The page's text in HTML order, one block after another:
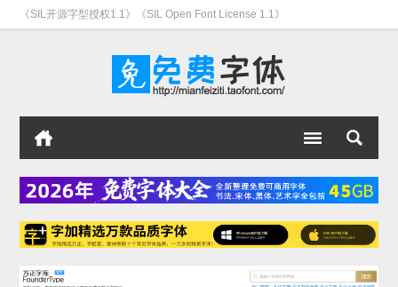
《SIL开源字型授权1.1》《SIL Open Font License 1.1》